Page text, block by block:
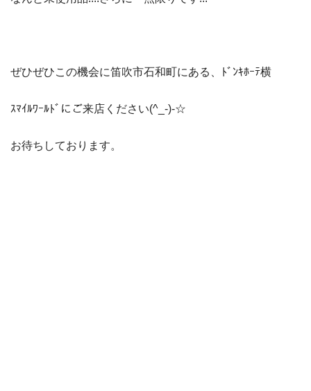
ぜひぜひこの機会に笛吹市石和町にある、ﾄﾞﾝｷﾎｰﾃ横
ｽﾏｲﾙﾜｰﾙﾄﾞにご来店ください(^_-)-☆
お待ちしております。